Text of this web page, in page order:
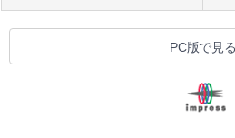
PC版で見る